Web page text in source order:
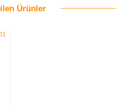
Ürünler